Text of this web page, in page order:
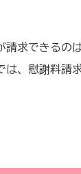
請求できるの
は、慰謝料請